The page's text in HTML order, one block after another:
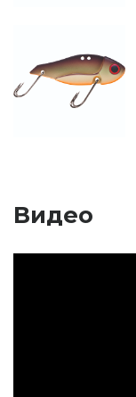
Видео